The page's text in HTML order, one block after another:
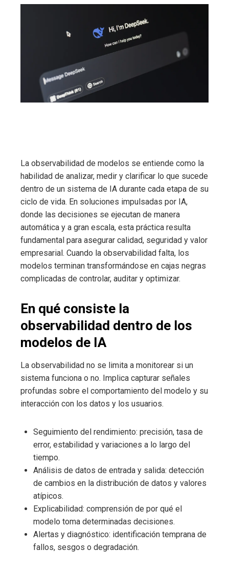
La observabilidad de modelos se entiende como la
habilidad de analizar, medir y clarificar lo que sucede
dentro de un sistema de IA durante cada etapa de su
ciclo de vida. En soluciones impulsadas por IA,
donde las decisiones se ejecutan de manera
automática y a gran escala, esta práctica resulta
fundamental para asegurar calidad, seguridad y valor
empresarial. Cuando la observabilidad falta, los
modelos terminan transformándose en cajas negras
complicadas de controlar, auditar y optimizar.
En qué consiste la
observabilidad dentro de los
modelos de IA
La observabilidad no se limita a monitorear si un
sistema funciona o no. Implica capturar señales
profundas sobre el comportamiento del modelo y su
interacción con los datos y los usuarios.
Seguimiento del rendimiento: precisión, tasa de
error, estabilidad y variaciones a lo largo del
tiempo.
Análisis de datos de entrada y salida: detección
de cambios en la distribución de datos y valores
atípicos.
Explicabilidad: comprensión de por qué el
modelo toma determinadas decisiones.
Alertas y diagnóstico: identificación temprana de
fallos, sesgos o degradación.